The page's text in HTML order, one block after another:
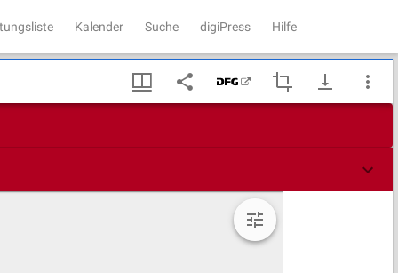
Kalender Suche digiPress Hilfe